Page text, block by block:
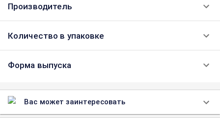
Производитель
Количество в упаковке
Форма выпуска
Вас может заинтересовать